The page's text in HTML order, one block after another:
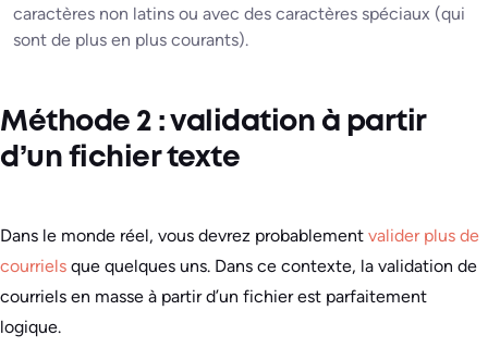
caractères non latins ou avec des caractères spéciaux (qui
sont de plus en plus courants).
Méthode 2 : validation à partir
d’un fichier texte
Dans le monde réel, vous devrez probablement valider plus de
courriels que quelques uns. Dans ce contexte, la validation de
courriels en masse à partir d’un fichier est parfaitement
logique.